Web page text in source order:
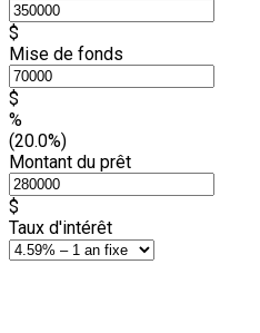
$
Mise de fonds
$
%
(20.0%)
Montant du prêt
$
Taux d'intérêt